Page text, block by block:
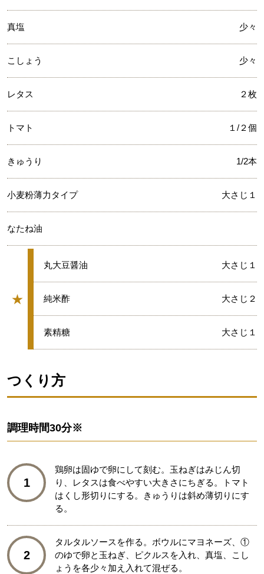
真塩 少々
こしょう 少々
レタス ２枚
トマト １/２個
きゅうり 1/2本
小麦粉薄力タイプ 大さじ１
なたね油
★
グループ
★
丸大豆醤油 大さじ１
★
純米酢 大さじ２
★
素精糖 大さじ１
つくり方
調理時間30分※
1
鶏卵は固ゆで卵にして刻む。玉ねぎはみじん切
り、レタスは食べやすい大きさにちぎる。トマト
はくし形切りにする。きゅうりは斜め薄切りにす
る。
2
タルタルソースを作る。ボウルにマヨネーズ、①
のゆで卵と玉ねぎ、ピクルスを入れ、真塩、こし
ょうを各少々加え入れて混ぜる。